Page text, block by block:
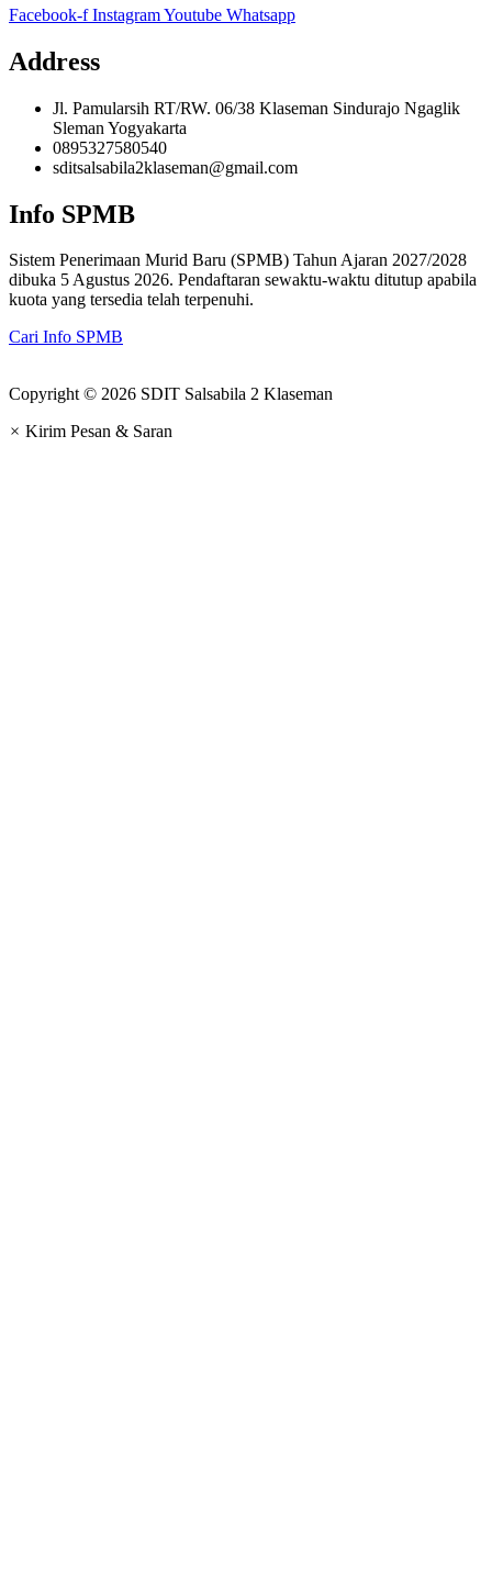
Facebook-f InstagramYoutube Whatsapp
Address
Jl. Pamularsih RT/RW. 06/38 Klaseman Sindurajo Ngaglik
Sleman Yogyakarta
0895327580540
sditsalsabila2klaseman@gmail.com
Info SPMB
Sistem Penerimaan Murid Baru (SPMB) Tahun Ajaran 2027/2028
dibuka 5 Agustus 2026. Pendaftaran sewaktu-waktu ditutup apabila
kuota yang tersedia telah terpenuhi.
Cari Info SPMB
Copyright © 2026 SDIT Salsabila 2 Klaseman
× Kirim Pesan & Saran